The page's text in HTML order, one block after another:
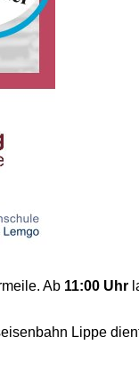
Ab 11:00 Uhr
Lippe